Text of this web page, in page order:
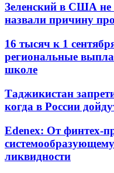
Зеленский в США не
назвали причину
16 тысяч к 1
региональные
школе
Таджикистан
когда в России
Edenex: От финтех-
ликвидности